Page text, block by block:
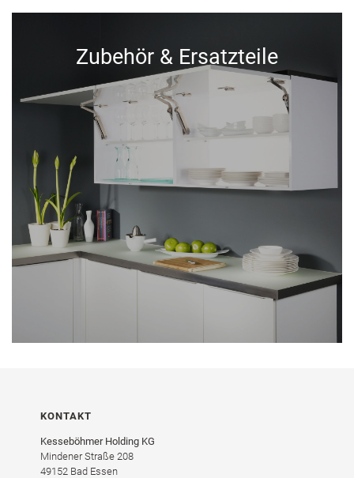
Zubehör & Ersatzteile
KONTAKT
Kesseböhmer Holding KG
Mindener Straße 208
49152 Bad Essen